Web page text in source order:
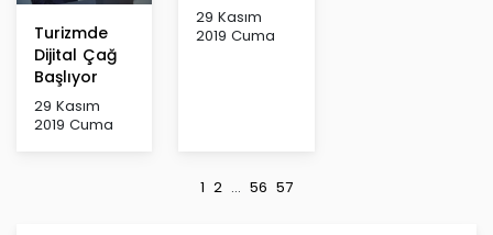
Turizmde
Dijital Çağ
Başlıyor
29 Kasım
2019 Cuma
29 Kasım
2019 Cuma
1 2 ... 56 57